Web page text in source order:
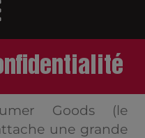
Goods (le
une grande